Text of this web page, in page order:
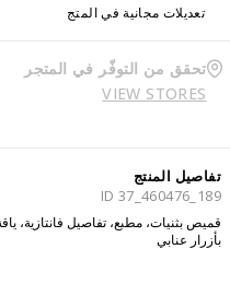
تعديلات مجانية في المتج
تحقق من التوفّر في المتجر
VIEW STORES
تفاصيل المنتج
ID 37_460476_189
بأزرار عنابي